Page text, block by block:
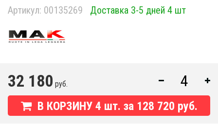
Артикул: 00135269 Доставка 3-5 дней 4 шт
32 180 руб.
В КОРЗИНУ 4 шт. за 128 720 руб.